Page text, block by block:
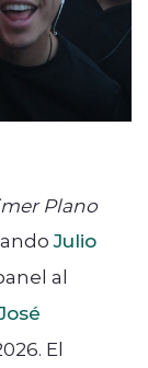
Plano
Julio
al
El